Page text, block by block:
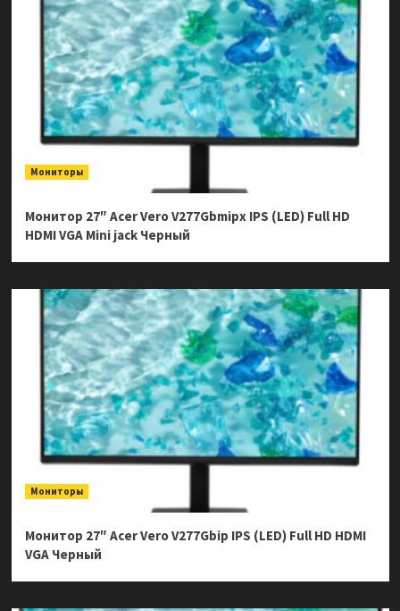
Мониторы
Монитор 27″ Acer Vero V277Gbmipx IPS (LED) Full HD
HDMI VGA Mini jack Черный
Мониторы
Монитор 27″ Acer Vero V277Gbip IPS (LED) Full HD HDMI
VGA Черный